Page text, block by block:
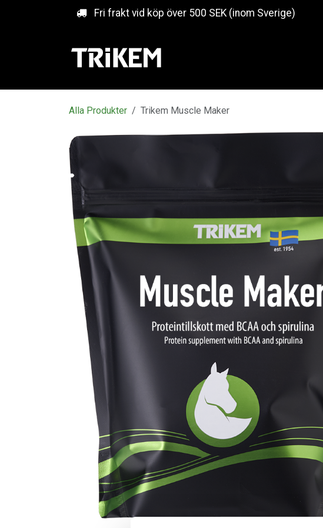
Fri frakt vid köp över 500 SEK (inom Sverige)
Alla Produkter Trikem Muscle Maker